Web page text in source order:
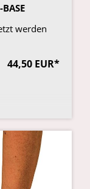
werden
44,50 EUR*